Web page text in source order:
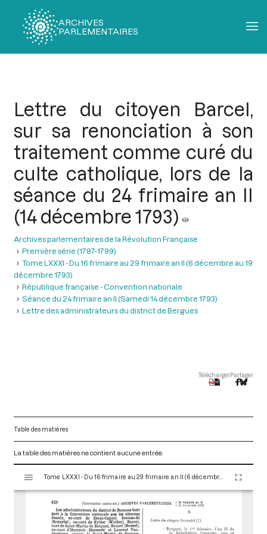
ARCHIVES
PARLEMENTAIRES
Lettre du citoyen Barcel,
sur sa renonciation à son
traitement comme curé du
culte catholique, lors de la
séance du 24 frimaire an II
(14 décembre 1793)
Archives parlementaires de la Révolution Française
Première série (1787-1799)
Tome LXXXI - Du 16 frimaire au 29 frimaire an II (6 décembre au 19
décembre 1793)
République française - Convention nationale
Séance du 24 frimaire an II (Samedi 14 décembre 1793)
Lettre des administrateurs du district de Bergues
TéléchargerPartager
Table des matières
La table des matières ne contient aucune entrée.
s
Tome LXXXI - Du 16 frimaire au 29 frimaire an II (6 décembre au 19 décembre 1793)